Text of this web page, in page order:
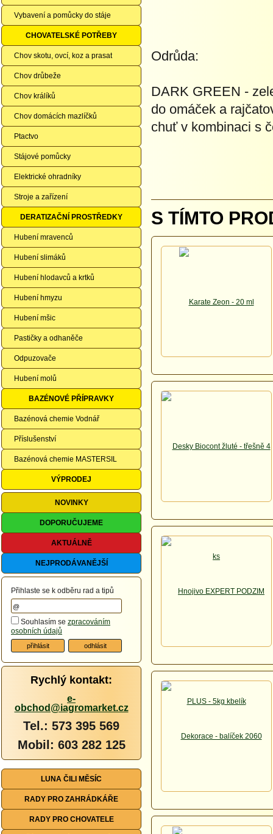
Vybavení a pomůcky do stáje
CHOVATELSKÉ POTŘEBY
Chov skotu, ovcí, koz a prasat
Chov drůbeže
Chov králíků
Chov domácích mazlíčků
Ptactvo
Stájové pomůcky
Elektrické ohradníky
Stroje a zařízení
DERATIZAČNÍ PROSTŘEDKY
Hubení mravenců
Hubení slimáků
Hubení hlodavců a krtků
Hubení hmyzu
Hubení mšic
Pastičky a odhaněče
Odpuzovače
Hubení molů
BAZÉNOVÉ PŘÍPRAVKY
Bazénová chemie Vodnář
Příslušenství
Bazénová chemie MASTERSIL
VÝPRODEJ
NOVINKY
DOPORUČUJEME
AKTUÁLNĚ
NEJPRODÁVANĚJŠÍ
Přihlaste se k odběru rad a tipů
Souhlasím se zpracováním
osobních údajů
Rychlý kontakt:
e-
obchod@iagromarket.cz
Tel.: 573 395 569
Mobil: 603 282 125
LUNA ČILI MĚSÍC
RADY PRO ZAHRÁDKÁŘE
RADY PRO CHOVATELE
Odrůda:
DARK GREEN -
do omáček a
chuť v kombinaci s
S TÍMTO